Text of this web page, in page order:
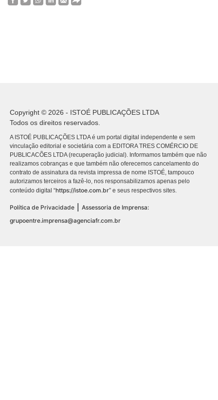
Copyright © 2026 - ISTOÉ PUBLICAÇÕES LTDA
Todos os direitos reservados.
A ISTOÉ PUBLICAÇÕES LTDA é um portal digital independente e sem
vinculação editorial e societária com a EDITORA TRES COMÉRCIO DE
PUBLICACÕES LTDA (recuperação judicial). Informamos também que não
realizamos cobranças e que também não oferecemos cancelamento do
contrato de assinatura da revista impressa de nome ISTOÉ, tampouco
autorizamos terceiros a fazê-lo, nos responsabilizamos apenas pelo
conteúdo digital “https://istoe.com.br” e seus respectivos sites.
Política de Privacidade
Assessoria de Imprensa:
grupoentre.imprensa@agenciafr.com.br